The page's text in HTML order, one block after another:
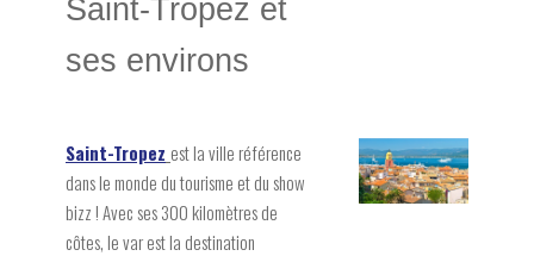
Saint-Tropez et
ses environs
Saint-Tropez est la ville référence
dans le monde du tourisme et du show
bizz ! Avec ses 300 kilomètres de
côtes, le var est la destination